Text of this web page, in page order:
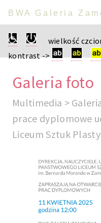
BWA Galeria
wielkość
kontrast ->
Galeria foto
Multimedia >
prace dyplomowe
Liceum Sztuk